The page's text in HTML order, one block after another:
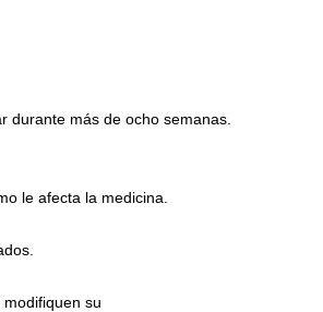
durante más de ocho semanas.
le afecta la medicina.
su